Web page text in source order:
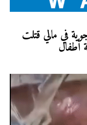
في مالي قتلت
أطفال